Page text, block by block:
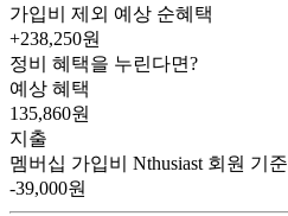
가입비 제외 예상 순혜택
+238,250원
정비 혜택을 누린다면?
예상 혜택
135,860원
지출
멤버십 가입비
Nthusiast 회원 기준
-39,000원